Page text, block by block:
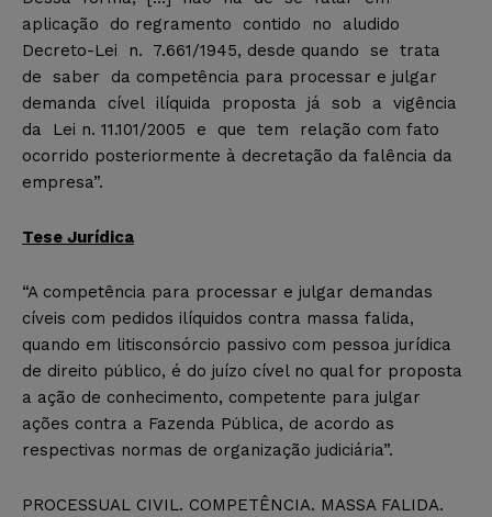
aplicação do regramento contido no aludido
Decreto-Lei n. 7.661/1945, desde quando se trata
de saber da competência para processar e julgar
demanda cível ilíquida proposta já sob a vigência
da Lei n. 11.101/2005 e que tem relação com fato
ocorrido posteriormente à decretação da falência da
empresa”.
Tese Jurídica
“A competência para processar e julgar demandas
cíveis com pedidos ilíquidos contra massa falida,
quando em litisconsórcio passivo com pessoa jurídica
de direito público, é do juízo cível no qual for proposta
a ação de conhecimento, competente para julgar
ações contra a Fazenda Pública, de acordo as
respectivas normas de organização judiciária”.
PROCESSUAL CIVIL. COMPETÊNCIA. MASSA FALIDA.